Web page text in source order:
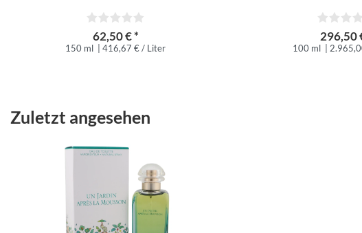
62,50 € *
150 ml | 416,67 € / Liter
296,50
100 ml |
Zuletzt angesehen